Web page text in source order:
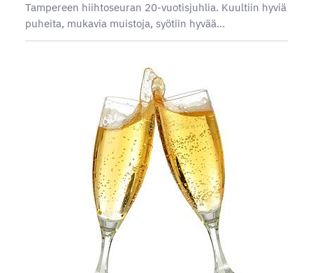
Tampereen hiihtoseuran 20-vuotisjuhlia. Kuultiin hyviä
puheita, mukavia muistoja, syötiin hyvää…